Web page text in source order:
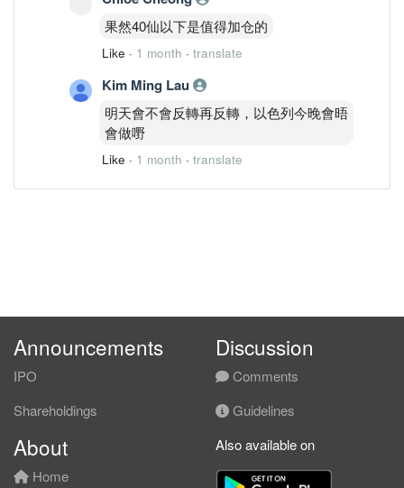
果然40仙以下是值得加仓的
Like · 1 month · translate
Kim Ming Lau
明天會不會反轉再反轉，以色列今晚會晤
會做嘢
Like · 1 month · translate
Announcements
IPO
Shareholdings
Discussion
Comments
Guidelines
About
Home
Also available on